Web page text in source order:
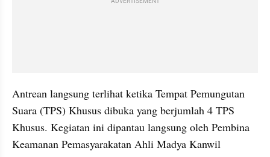
Antrean langsung terlihat ketika Tempat Pemungutan
Suara (TPS) Khusus dibuka yang berjumlah 4 TPS
Khusus. Kegiatan ini dipantau langsung oleh Pembina
Keamanan Pemasyarakatan Ahli Madya Kanwil